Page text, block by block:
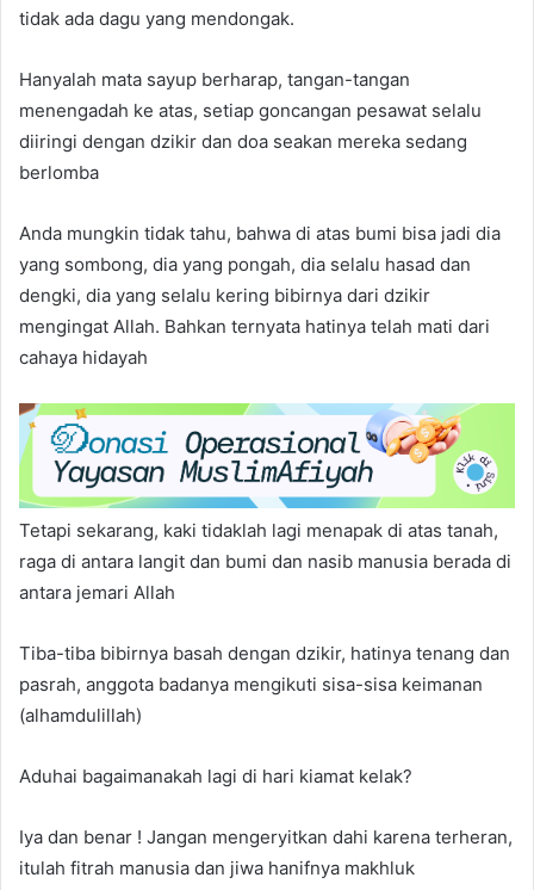
tidak ada dagu yang mendongak.
Hanyalah mata sayup berharap, tangan-tangan
menengadah ke atas, setiap goncangan pesawat selalu
diiringi dengan dzikir dan doa seakan mereka sedang
berlomba
Anda mungkin tidak tahu, bahwa di atas bumi bisa jadi dia
yang sombong, dia yang pongah, dia selalu hasad dan
dengki, dia yang selalu kering bibirnya dari dzikir
mengingat Allah. Bahkan ternyata hatinya telah mati dari
cahaya hidayah
Tetapi sekarang, kaki tidaklah lagi menapak di atas tanah,
raga di antara langit dan bumi dan nasib manusia berada di
antara jemari Allah
Tiba-tiba bibirnya basah dengan dzikir, hatinya tenang dan
pasrah, anggota badanya mengikuti sisa-sisa keimanan
(alhamdulillah)
Aduhai bagaimanakah lagi di hari kiamat kelak?
Iya dan benar ! Jangan mengeryitkan dahi karena terheran,
itulah fitrah manusia dan jiwa hanifnya makhluk